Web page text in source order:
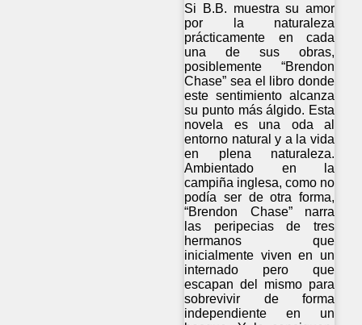
Si B.B. muestra su amor
por la naturaleza
prácticamente en cada
una de sus obras,
posiblemente “Brendon
Chase” sea el libro donde
este sentimiento alcanza
su punto más álgido. Esta
novela es una oda al
entorno natural y a la vida
en plena naturaleza.
Ambientado en la
campiña inglesa, como no
podía ser de otra forma,
“Brendon Chase” narra
las peripecias de tres
hermanos que
inicialmente viven en un
internado pero que
escapan del mismo para
sobrevivir de forma
independiente en un